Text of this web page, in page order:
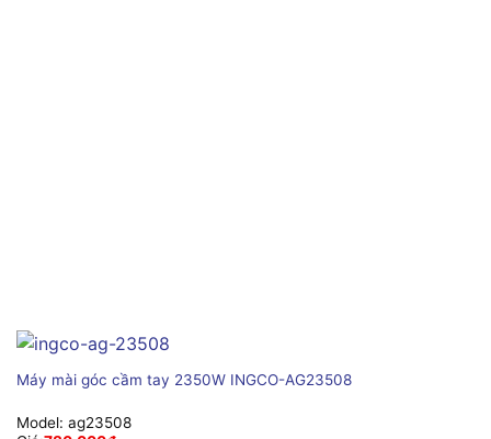
Máy mài góc cầm tay 2350W INGCO-AG23508
Model: ag23508